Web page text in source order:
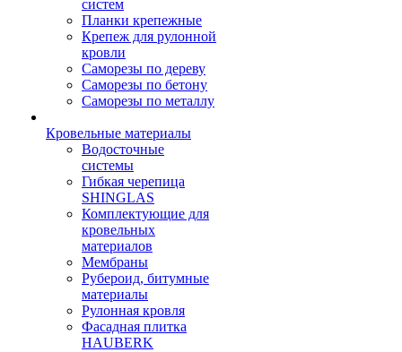
систем
Планки крепежные
Крепеж для рулонной
кровли
Саморезы по дереву
Саморезы по бетону
Саморезы по металлу
Кровельные материалы
Водосточные
системы
Гибкая черепица
SHINGLAS
Комплектующие для
кровельных
материалов
Мембраны
Рубероид, битумные
материалы
Рулонная кровля
Фасадная плитка
HAUBERK